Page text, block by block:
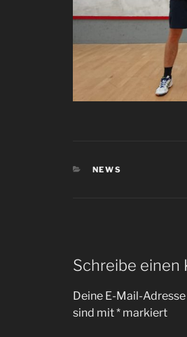
KATEGORIEN
NEWS
Schreibe einen
Deine E-Mail-
sind mit* markiert